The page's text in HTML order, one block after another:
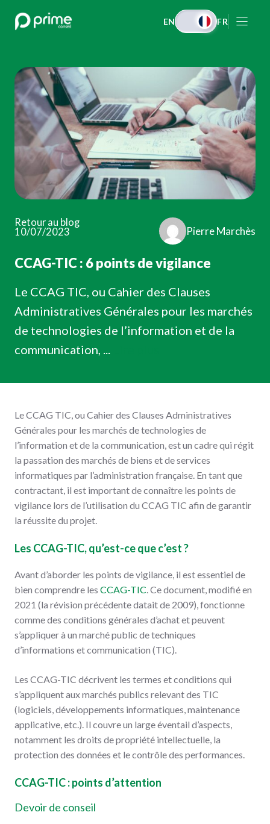
EN FR
Retour au blog
10/07/2023
Pierre Marchès
CCAG-TIC : 6 points de vigilance
Le CCAG TIC, ou Cahier des Clauses
Administratives Générales pour les marchés
de technologies de l’information et de la
communication, ...
Le CCAG TIC, ou Cahier des Clauses Administratives
Générales pour les marchés de technologies de
l’information et de la communication, est un cadre qui régit
la passation des marchés de biens et de services
informatiques par l’administration française. En tant que
contractant, il est important de connaître les points de
vigilance lors de l’utilisation du CCAG TIC afin de garantir
la réussite du projet.
Les CCAG-TIC, qu’est-ce que c’est ?
Avant d’aborder les points de vigilance, il est essentiel de
bien comprendre les CCAG-TIC. Ce document, modifié en
2021 (la révision précédente datait de 2009), fonctionne
comme des conditions générales d’achat et peuvent
s’appliquer à un marché public de techniques
d’informations et communication (TIC).
Les CCAG-TIC décrivent les termes et conditions qui
s’appliquent aux marchés publics relevant des TIC
(logiciels, développements informatiques, maintenance
applicative, etc.). Il couvre un large éventail d’aspects,
notamment les droits de propriété intellectuelle, la
protection des données et le contrôle des performances.
CCAG-TIC : points d’attention
Devoir de conseil